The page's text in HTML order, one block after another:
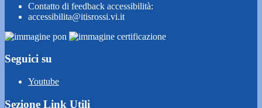
Contatto di feedback accessibilità:
accessibilita@itisrossi.vi.it
Seguici su
Youtube
Sezione Link Utili